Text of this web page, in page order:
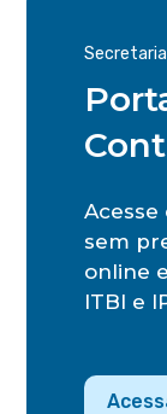
Acesse
sem
online
ITBI e